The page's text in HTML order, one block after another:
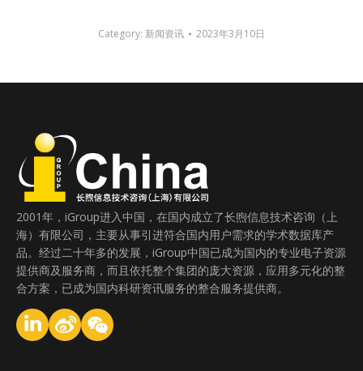
Category: 新闻资讯 2023年3月10日
2001年，iGroup进入中国，在国内成立了长煦信息技术咨询（上
海）有限公司，主要从事引进符合国内用户需求的学术数据库产
品。经过二十年多的发展，iGroup中国已成为国内的专业电子资源
提供商及服务商，而且依托整个集团的庞大资源，应用多元化的整
合方案，已成为国内科研资讯服务的整合服务提供商。